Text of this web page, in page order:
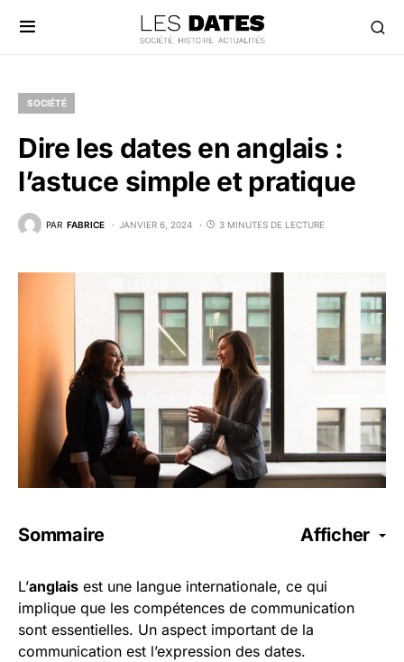
SOCIÉTÉ
Dire les dates en anglais :
l’astuce simple et pratique
PAR FABRICE JANVIER 6, 2024 3 MINUTES DE LECTURE
Sommaire Afficher
L’anglais est une langue internationale, ce qui
implique que les compétences de communication
sont essentielles. Un aspect important de la
communication est l’expression des dates.